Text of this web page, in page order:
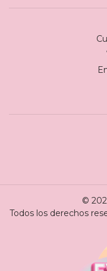
©
Todos los derechos